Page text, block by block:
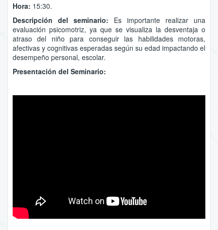
Hora: 15:30.
Descripción del seminario: Es importante realizar una
evaluación psicomotriz, ya que se visualiza la desventaja o
atraso del niño para conseguir las habilidades motoras,
afectivas y cognitivas esperadas según su edad impactando el
desempeño personal, escolar.
Presentación del Seminario: